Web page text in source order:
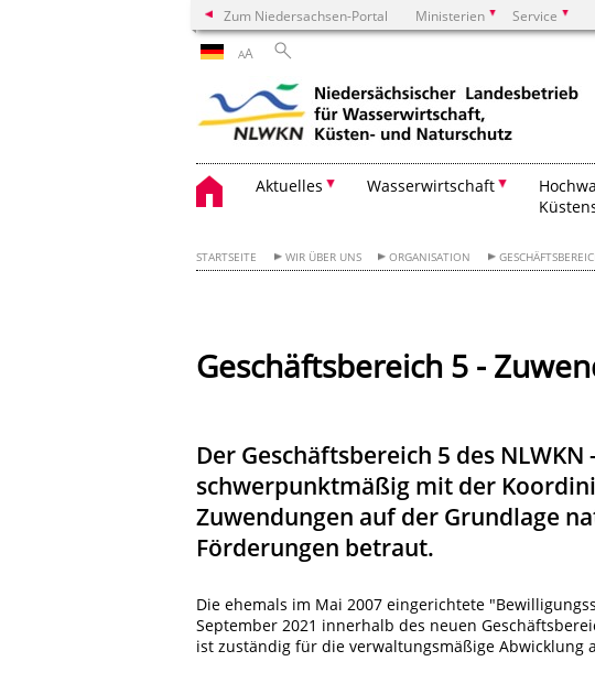
Zum Niedersachsen-Portal Ministerien Service
AA
Aktuelles Wasserwirtschaft
STARTSEITE WIR ÜBER UNS ORGANISATION
Geschäftsbereich 5 -
Der Geschäftsbereich 5 des
schwerpunktmäßig mit der
Zuwendungen auf der Grundlage
Förderungen betraut.
Die ehemals im Mai 2007 eingerichtete
September 2021 innerhalb des neuen
ist zuständig für die verwaltungsmäßige Abwicklung